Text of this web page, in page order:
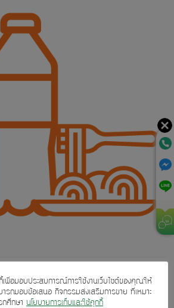
เพื่อมอบประสบการณ์การใช้งานเว็บไซต์ของคุณให้
รถมอบข้อเสนอ กิจกรรมส่งเสริมการขาย ที่เหมาะ
ศึกษา นโยบายการเก็บและใช้คุกกี้